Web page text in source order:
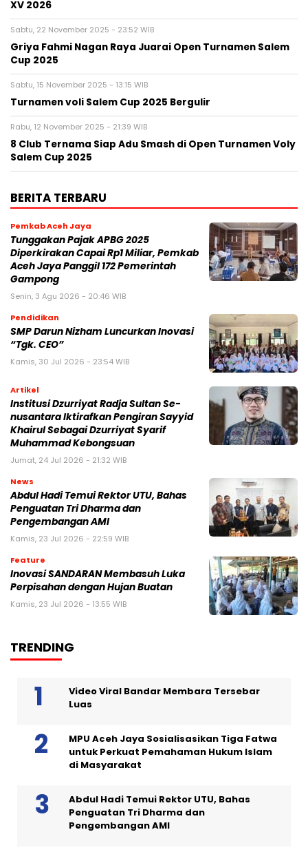
XV 2026
Sabtu, 22 November 2025 - 23:52 WIB
Griya Fahmi Nagan Raya Juarai Open Turnamen Salem
Cup 2025
Sabtu, 15 November 2025 - 13:15 WIB
Turnamen voli Salem Cup 2025 Bergulir
Rabu, 12 November 2025 - 21:39 WIB
8 Club Ternama Siap Adu Smash di Open Turnamen Voly
Salem Cup 2025
BERITA TERBARU
Pemkab Aceh Jaya
Tunggakan Pajak APBG 2025
Diperkirakan Capai Rp1 Miliar, Pemkab
Aceh Jaya Panggil 172 Pemerintah
Gampong
Senin, 3 Agu 2026 - 20:46 WIB
Pendidikan
SMP Darun Nizham Luncurkan Inovasi
“Tgk. CEO”
Kamis, 30 Jul 2026 - 23:54 WIB
Artikel
Institusi Dzurriyat Radja Sultan Se-
nusantara Iktirafkan Pengiran Sayyid
Khairul Sebagai Dzurriyat Syarif
Muhammad Kebongsuan
Jumat, 24 Jul 2026 - 21:32 WIB
News
Abdul Hadi Temui Rektor UTU, Bahas
Penguatan Tri Dharma dan
Pengembangan AMI
Kamis, 23 Jul 2026 - 22:59 WIB
Feature
Inovasi SANDARAN Membasuh Luka
Perpisahan dengan Hujan Buatan
Kamis, 23 Jul 2026 - 13:55 WIB
TRENDING
Video Viral Bandar Membara Tersebar
Luas
MPU Aceh Jaya Sosialisasikan Tiga Fatwa
untuk Perkuat Pemahaman Hukum Islam
di Masyarakat
Abdul Hadi Temui Rektor UTU, Bahas
Penguatan Tri Dharma dan
Pengembangan AMI